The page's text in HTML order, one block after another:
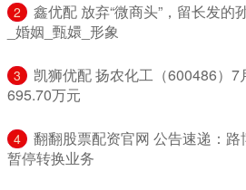
2
鑫优配 放弃“微商头”，留长发的
_婚姻_甄嬛_形象
3
凯狮优配 扬农化工（600486）7
695.70万元
4
翻翻股票配资官网 公告速递：
暂停转换业务